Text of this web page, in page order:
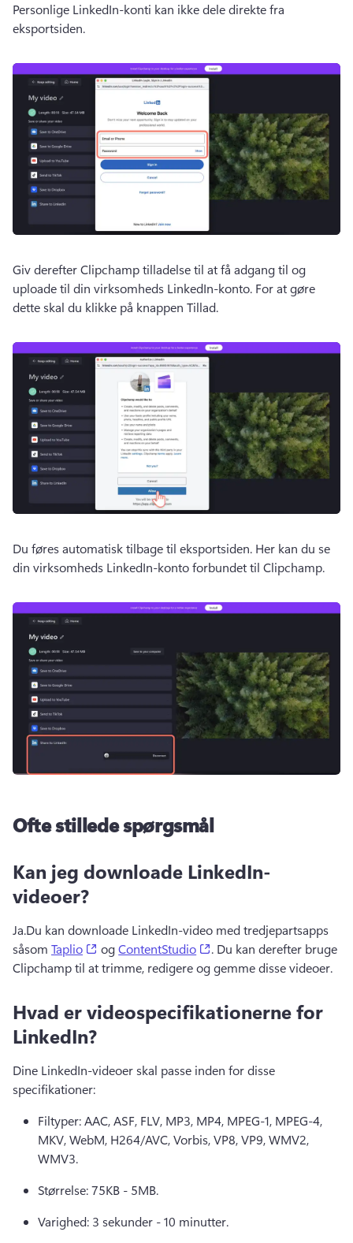
Personlige LinkedIn-konti kan ikke dele direkte fra
eksportsiden.
Giv derefter Clipchamp tilladelse til at få adgang til og
uploade til din virksomheds LinkedIn-konto. For at gøre
dette skal du klikke på knappen Tillad.
Du føres automatisk tilbage til eksportsiden. Her kan du se
din virksomheds LinkedIn-konto forbundet til Clipchamp.
Ofte stillede spørgsmål
Kan jeg downloade LinkedIn-
videoer?
Ja.Du kan downloade LinkedIn-video med tredjepartsapps
såsom Taplio (opens in a new tab)
og ContentStudio (opens in a new tab)
. Du kan derefter bruge
Clipchamp til at trimme, redigere og gemme disse videoer.
Hvad er videospecifikationerne for
LinkedIn?
Dine LinkedIn-videoer skal passe inden for disse
specifikationer:
Filtyper: AAC, ASF, FLV, MP3, MP4, MPEG-1, MPEG-4,
MKV, WebM, H264/AVC, Vorbis, VP8, VP9, WMV2,
WMV3.
Størrelse: 75KB - 5MB.
Varighed: 3 sekunder - 10 minutter.